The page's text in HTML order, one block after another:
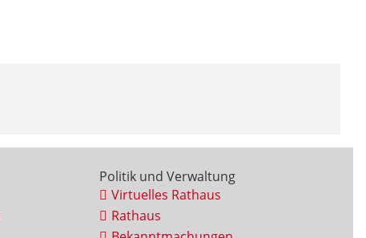
Politik und Verwaltung
Virtuelles Rathaus
Rathaus